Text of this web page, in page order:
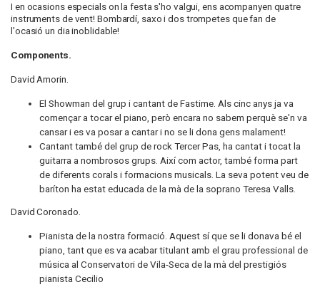
I en ocasions especials on la festa s'ho valgui, ens acompanyen quatre
instruments de vent! Bombardí, saxo i dos trompetes que fan de
l'ocasió un dia inoblidable!
Components.
David Amorin.
El Showman del grup i cantant de Fastime. Als cinc anys ja va
començar a tocar el piano, però encara no sabem perquè se'n va
cansar i es va posar a cantar i no se li dona gens malament!
Cantant també del grup de rock Tercer Pas, ha cantat i tocat la
guitarra a nombrosos grups. Així com actor, també forma part
de diferents corals i formacions musicals. La seva potent veu de
baríton ha estat educada de la mà de la soprano Teresa Valls.
David Coronado.
Pianista de la nostra formació. Aquest sí que se li donava bé el
piano, tant que es va acabar titulant amb el grau professional de
música al Conservatori de Vila-Seca de la mà del prestigiós
pianista Cecilio